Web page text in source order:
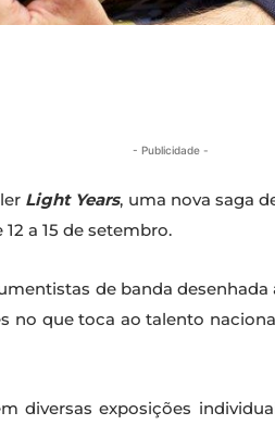
- Publicidade -
Light Years, uma nova saga
12 a 15 de setembro.
de banda
no que toca ao talento
diversas exposições